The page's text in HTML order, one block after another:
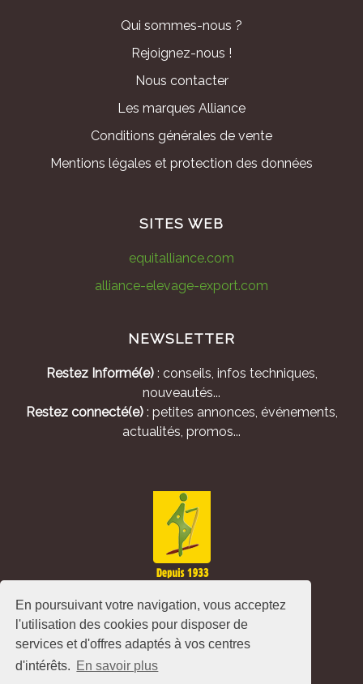
En poursuivant votre navigation, vous acceptez
l'utilisation des cookies pour disposer de
services et d'offres adaptés à vos centres
d'intérêts. En savoir plus
Qui sommes-nous ?
Rejoignez-nous !
Nous contacter
Les marques Alliance
Conditions générales de vente
Mentions légales et protection des données
SITES WEB
equitalliance.com
alliance-elevage-export.com
NEWSLETTER
Restez Informé(e): conseils, infos techniques,
nouveautés...
Restez connecté(e): petites annonces, événements,
actualités, promos...